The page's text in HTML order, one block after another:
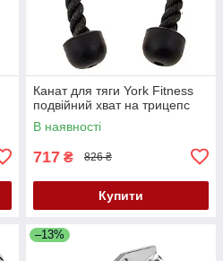
Канат для тяги York Fitness
подвійний хват на трицепс
В наявності
717 ₴ 826 ₴
Купити
–13%